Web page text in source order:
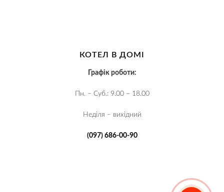
КОТЕЛ В ДОМІ
Графік роботи:
Пн. – Суб.: 9.00 – 18.00
Неділя – вихідний
(097) 686-00-90